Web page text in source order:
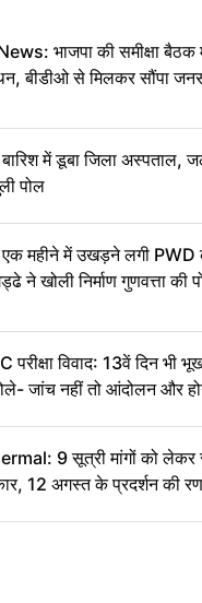
भाजपा की समीक्षा
बीडीओ से मिलकर सौंपा
में डूबा जिला अस्पताल,
पोल
महीने में उखड़ने लगी
ने खोली निर्माण गुणवत्ता की
विवाद: 13वें दिन भी
जांच नहीं तो आंदोलन और
9 सूत्री मांगों को लेकर
12 अगस्त के प्रदर्शन की